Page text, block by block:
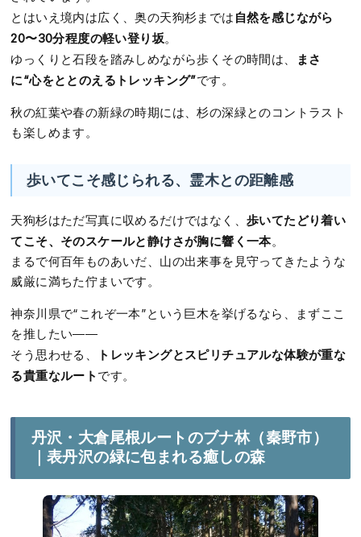
とはいえ境内は広く、奥の天狗杉までは 自然を感じながら
20〜30分程度の軽い登り坂。
ゆっくりと石段を踏みしめながら歩くその時間は、
まさ
に“心をととのえるトレッキング”です。
秋の紅葉や春の新緑の時期には、杉の深緑とのコントラスト
も楽しめます。
歩いてこそ感じられる、霊木との距離感
天狗杉はただ写真に収めるだけではなく、歩いてたどり着い
てこそ、そのスケールと静けさが胸に響く一本。
まるで何百年ものあいだ、山の出来事を見守ってきたような
威厳に満ちた佇まいです。
神奈川県で“これぞ一本”という巨木を挙げるなら、まずここ
を推したい――
そう思わせる、
トレッキングとスピリチュアルな体験が重な
る貴重なルート です。
丹沢・大倉尾根ルートのブナ林（秦野市）
｜表丹沢の緑に包まれる癒しの森